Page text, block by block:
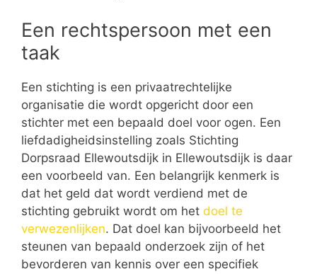
Een rechtspersoon met een
taak
Een stichting is een privaatrechtelijke
organisatie die wordt opgericht door een
stichter met een bepaald doel voor ogen. Een
liefdadigheidsinstelling zoals Stichting
Dorpsraad Ellewoutsdijk in Ellewoutsdijk is daar
een voorbeeld van. Een belangrijk kenmerk is
dat het geld dat wordt verdiend met de
stichting gebruikt wordt om het doel te
verwezenlijken. Dat doel kan bijvoorbeeld het
steunen van bepaald onderzoek zijn of het
bevorderen van kennis over een specifiek